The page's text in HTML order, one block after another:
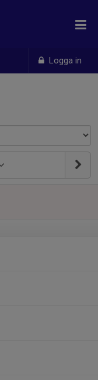
Logga in